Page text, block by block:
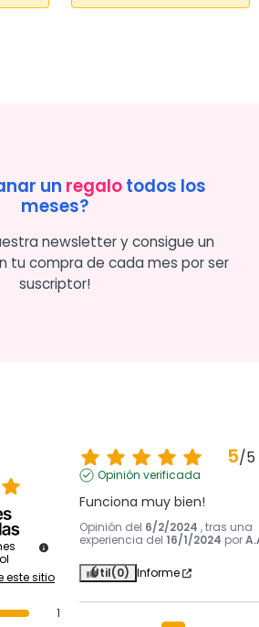
un regalotodos los
meses?
newsletter y consigue un
tu compra de cada mes por ser
suscriptor!
este sitio
1
5/5
Opinión verificada
Funciona muy bien!
Opinión del 6/2/2024 , tras una
experiencia del 16/1/2024 por
Útil(0) Informe